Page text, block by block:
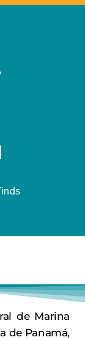
de Marina
de Panamá,